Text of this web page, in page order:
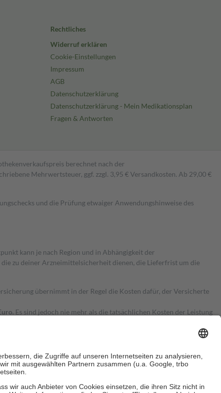
Rechtliches
Widerruf erklären
Cookie-Einstellungen
Impressum
AGB
Datenschutzerklärung
Datenschutzerklärung - Mein Medikationsplan
Fragen & Antworten
berechnet nach der
Mehrwertsteuer, ggf. zzgl. 3,95 € Versandkosten. Ab 29,00 €
und die Prüfung etwaiger Anwendungshinweise des
kann je nach Region und in Abhängigkeit der
zu deiner Arzneimittelsicherheit dienen, die Lieferfrist um die
übernimmt in der Regel die Kosten dafür, der Versicherte
Es sind jedoch nie mehr als die tatsächlichen Kosten der Leistung
Zuzahlungen an bei: